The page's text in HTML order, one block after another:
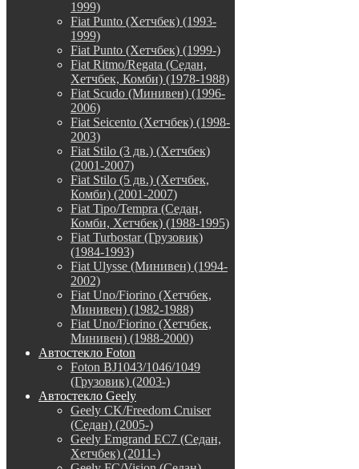
1999)
Fiat Punto (Хетчбек) (1993-
1999)
Fiat Punto (Хетчбек) (1999-)
Fiat Ritmo/Regata (Седан,
Хетчбек, Комби) (1978-1988)
Fiat Scudo (Минивен) (1996-
2006)
Fiat Seicento (Хетчбек) (1998-
2003)
Fiat Stilo (3 дв.) (Хетчбек)
(2001-2007)
Fiat Stilo (5 дв.) (Хетчбек,
Комби) (2001-2007)
Fiat Tipo/Tempra (Седан,
Комби, Хетчбек) (1988-1995)
Fiat Turbostar (Грузовик)
(1984-1993)
Fiat Ulysse (Минивен) (1994-
2002)
Fiat Uno/Fiorino (Хетчбек,
Минивен) (1982-1988)
Fiat Uno/Fiorino (Хетчбек,
Минивен) (1988-2000)
Автостекло Foton
Foton BJ1043/1046/1049
(Грузовик) (2003-)
Автостекло Geely
Geely CK/Freedom Cruiser
(Седан) (2005-)
Geely Emgrand EC7 (Седан,
Хетчбек) (2011-)